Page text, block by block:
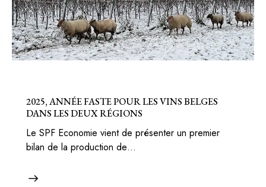
2025, ANNÉE FASTE POUR LES VINS BELGES
DANS LES DEUX RÉGIONS
Le SPF Economie vient de présenter un premier
bilan de la production de…